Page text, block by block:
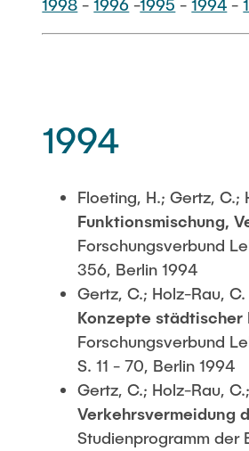
1998 -1996 -1995 -1994 -
1994
Floeting, H.; Gertz, C.;
Funktionsmischung,
Forschungsverbund
356, Berlin 1994
Gertz, C.; Holz-Rau, C.
Konzepte städtischer
Forschungsverbund
S. 11 - 70, Berlin 1994
Gertz, C.; Holz-Rau,
Verkehrsvermeidung
Studienprogramm der